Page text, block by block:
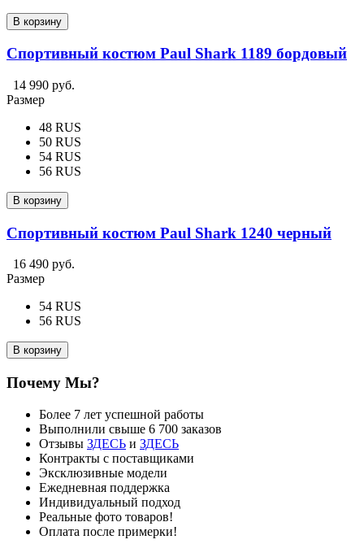
В корзину
Спортивный костюм Paul Shark 1189 бордовый
14 990 руб.
Размер
48 RUS
50 RUS
54 RUS
56 RUS
В корзину
Спортивный костюм Paul Shark 1240 черный
16 490 руб.
Размер
54 RUS
56 RUS
В корзину
Почему Мы?
Более 7 лет успешной работы
Выполнили свыше 6 700 заказов
Отзывы ЗДЕСЬ и ЗДЕСЬ
Контракты с поставщиками
Эксклюзивные модели
Ежедневная поддержка
Индивидуальный подход
Реальные фото товаров!
Оплата после примерки!